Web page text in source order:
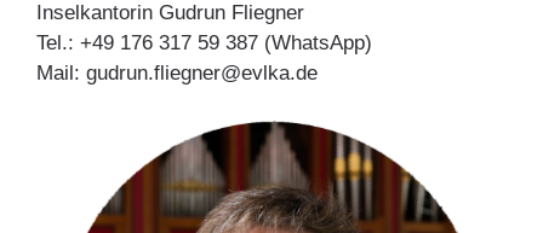
Inselkantorin Gudrun Fliegner
Tel.: +49 176 317 59 387 (WhatsApp)
Mail: gudrun.fliegner@evlka.de